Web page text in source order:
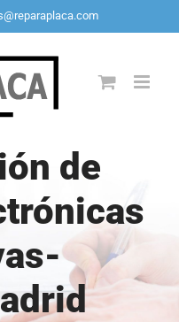
de